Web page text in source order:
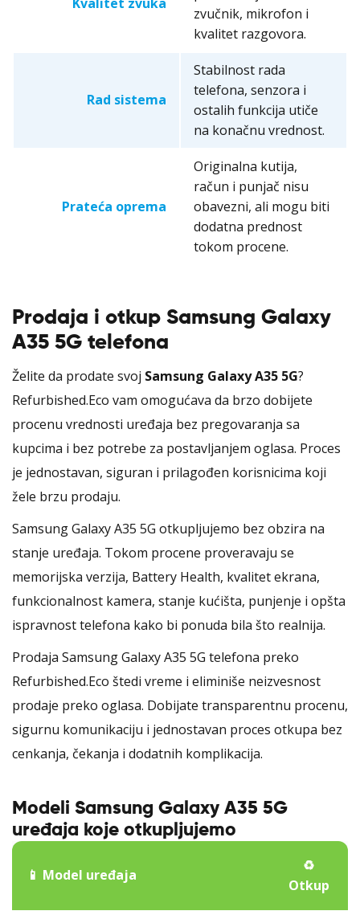
zvučnik, mikrofon i
kvalitet razgovora.
Rad sistema
Stabilnost rada
telefona, senzora i
ostalih funkcija utiče
na konačnu vrednost.
Prateća oprema
Originalna kutija,
račun i punjač nisu
obavezni, ali mogu biti
dodatna prednost
tokom procene.
Prodaja i otkup Samsung Galaxy
A35 5G telefona
Želite da prodate svoj Samsung Galaxy A35 5G?
Refurbished.Eco vam omogućava da brzo dobijete
procenu vrednosti uređaja bez pregovaranja sa
kupcima i bez potrebe za postavljanjem oglasa. Proces
je jednostavan, siguran i prilagođen korisnicima koji
žele brzu prodaju.
Samsung Galaxy A35 5G otkupljujemo bez obzira na
stanje uređaja. Tokom procene proveravaju se
memorijska verzija, Battery Health, kvalitet ekrana,
funkcionalnost kamera, stanje kućišta, punjenje i opšta
ispravnost telefona kako bi ponuda bila što realnija.
Prodaja Samsung Galaxy A35 5G telefona preko
Refurbished.Eco štedi vreme i eliminiše neizvesnost
prodaje preko oglasa. Dobijate transparentnu procenu,
sigurnu komunikaciju i jednostavan proces otkupa bez
cenkanja, čekanja i dodatnih komplikacija.
Modeli Samsung Galaxy A35 5G
uređaja koje otkupljujemo
📱 Model uređaja
♻️
Otkup